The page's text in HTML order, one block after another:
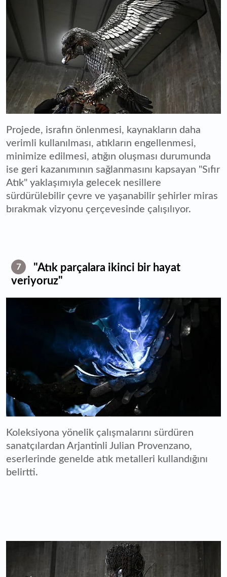
Projede, israfın önlenmesi, kaynakların daha
verimli kullanılması, atıkların engellenmesi,
minimize edilmesi, atığın oluşması durumunda
ise geri kazanımının sağlanmasını kapsayan "Sıfır
Atık" yaklaşımıyla gelecek nesillere
sürdürülebilir çevre ve yaşanabilir şehirler miras
bırakmak vizyonu çerçevesinde çalışılıyor.
7
"Atık parçalara ikinci bir hayat
veriyoruz"
Koleksiyona yönelik çalışmalarını sürdüren
sanatçılardan Arjantinli Julian Provenzano,
eserlerinde genelde atık metalleri kullandığını
belirtti.